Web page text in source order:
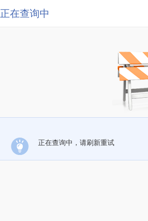
正在查询中
正在查询中，请刷新重试